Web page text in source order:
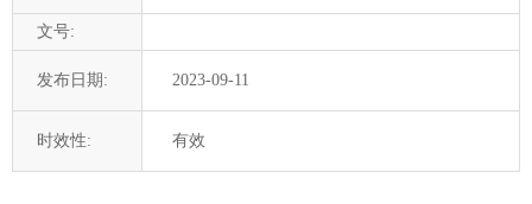
文号:
发布日期: 2023-09-11
时效性: 有效